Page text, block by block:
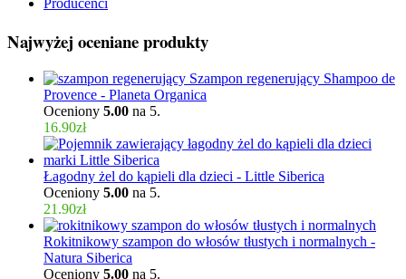
Producenci
Najwyżej oceniane produkty
Szampon regenerujący Shampoo de
Provence - Planeta Organica
Oceniony 5.00 na 5.
16.90zł
Łagodny żel do kąpieli dla dzieci - Little Siberica
Oceniony 5.00 na 5.
21.90zł
Rokitnikowy szampon do włosów tłustych i normalnych -
Natura Siberica
Oceniony 5.00 na 5.